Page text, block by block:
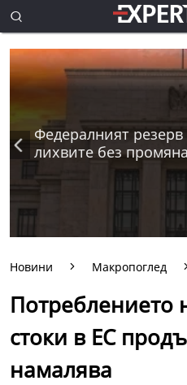
Федералният
лихвите без
Новини Макропоглед
Потреблението
стоки в ЕС
намалява